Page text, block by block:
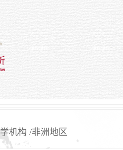
机构 非洲地区